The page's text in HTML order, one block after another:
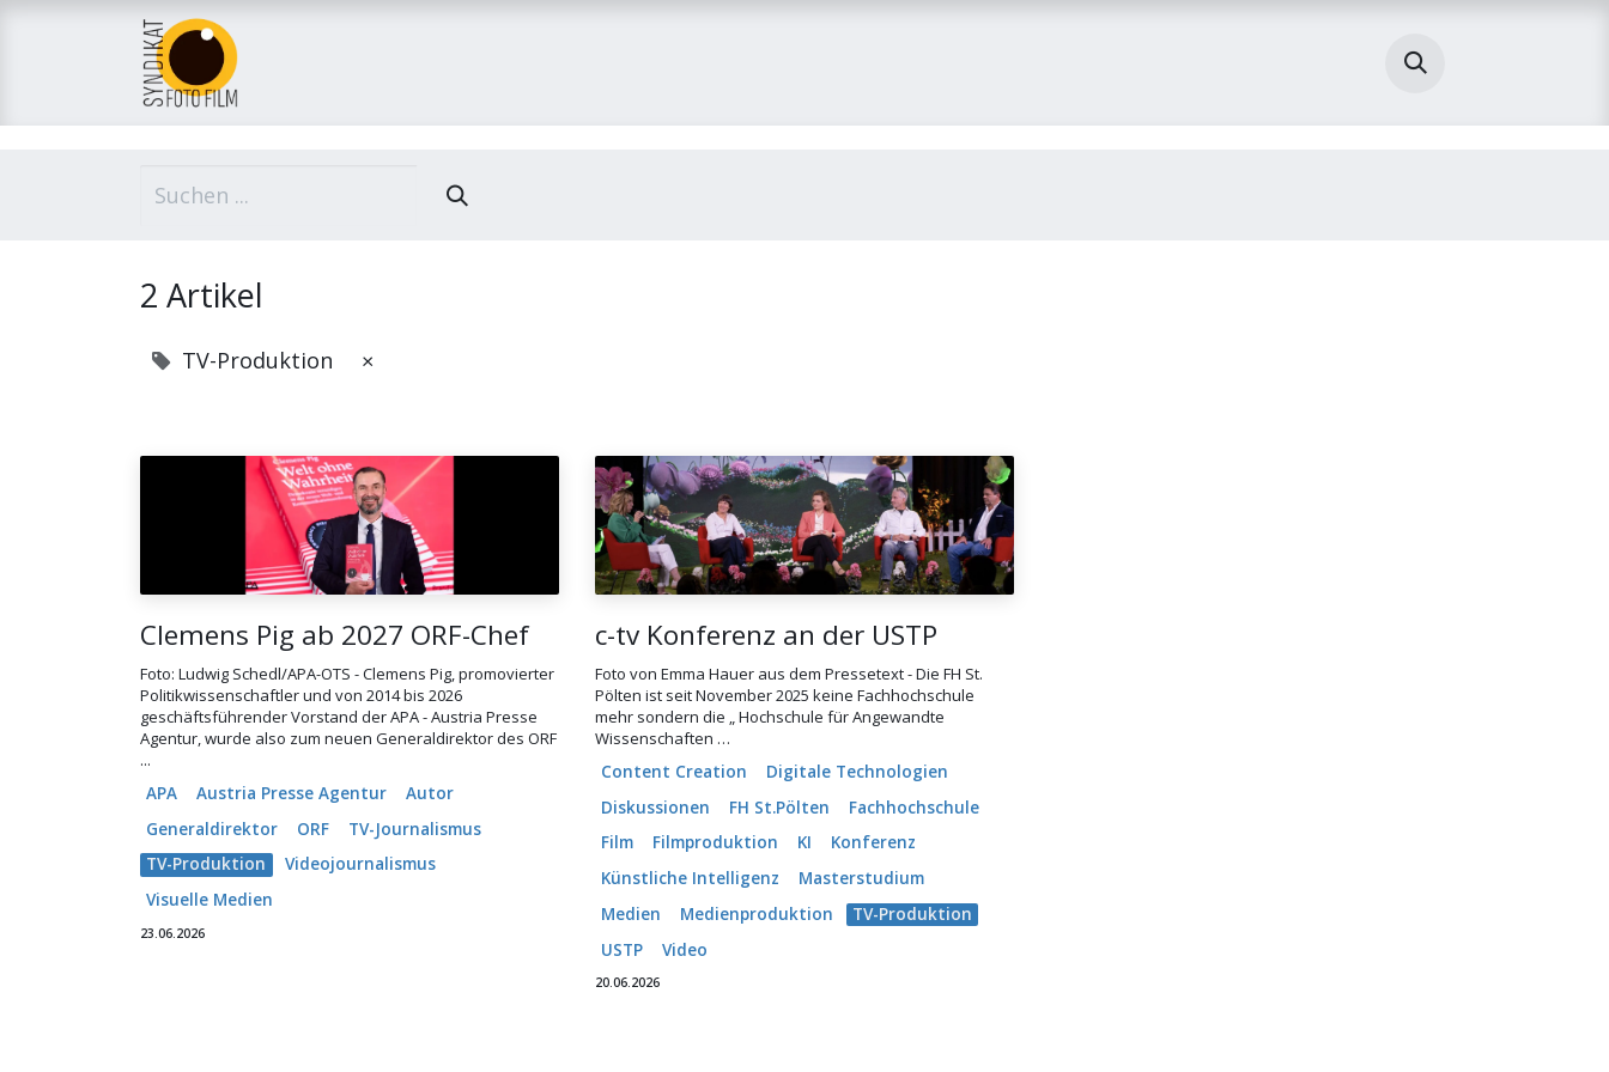
2 Artikel
TV-Produktion ×
Clemens Pig ab 2027 ORF-Chef
Foto: Ludwig Schedl/APA-OTS - Clemens Pig, promovierter
Politikwissenschaftler und von 2014 bis 2026
geschäftsführender Vorstand der APA - Austria Presse
Agentur, wurde also zum neuen Generaldirektor des ORF
...
APA
Austria Presse Agentur
Autor
Generaldirektor
ORF
TV-Journalismus
TV-Produktion
Videojournalismus
Visuelle Medien
23.06.2026
c-tv Konferenz an der USTP
Foto von Emma Hauer aus dem Pressetext - Die FH St.
Pölten ist seit November 2025 keine Fachhochschule
mehr sondern die „ Hochschule für Angewandte
Wissenschaften …
Content Creation
Digitale Technologien
Diskussionen
FH St.Pölten
Fachhochschule
Film
Filmproduktion KI
Konferenz
Künstliche Intelligenz
Masterstudium
Medien
Medienproduktion
TV-Produktion
USTP
Video
20.06.2026